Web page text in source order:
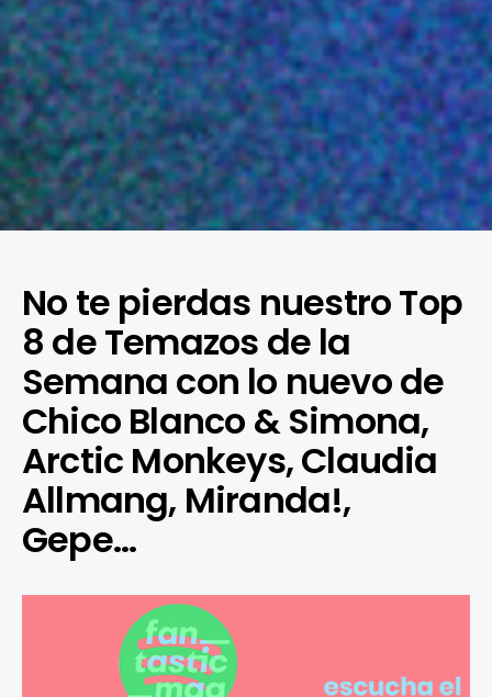
No te pierdas nuestro Top
8 de Temazos de la
Semana con lo nuevo de
Chico Blanco & Simona,
Arctic Monkeys, Claudia
Allmang, Miranda!,
Gepe…